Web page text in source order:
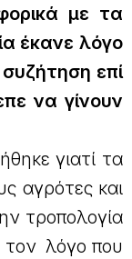
με τα
έκανε λόγο
επί
να γίνουν
γιατί τα
αγρότες και
τροπολογία
τον λόγο που